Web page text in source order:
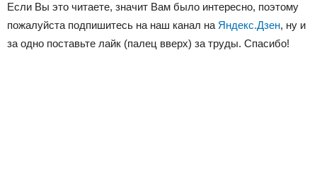
Если Вы это читаете, значит Вам было интересно, поэтому
пожалуйста подпишитесь на наш канал на Яндекс.Дзен, ну и
за одно поставьте лайк (палец вверх) за труды. Спасибо!